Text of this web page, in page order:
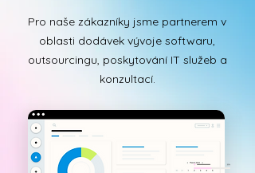
Pro naše zákazníky jsme partnerem v
oblasti dodávek vývoje softwaru,
outsourcingu, poskytování IT služeb a
konzultací.